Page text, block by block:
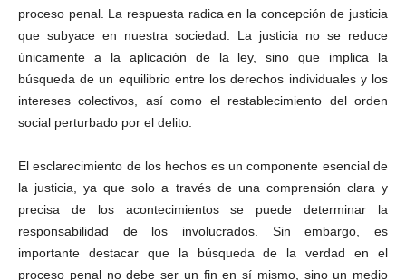
proceso penal. La respuesta radica en la concepción de justicia
que subyace en nuestra sociedad. La justicia no se reduce
únicamente a la aplicación de la ley, sino que implica la
búsqueda de un equilibrio entre los derechos individuales y los
intereses colectivos, así como el restablecimiento del orden
social perturbado por el delito.
El esclarecimiento de los hechos es un componente esencial de
la justicia, ya que solo a través de una comprensión clara y
precisa de los acontecimientos se puede determinar la
responsabilidad de los involucrados. Sin embargo, es
importante destacar que la búsqueda de la verdad en el
proceso penal no debe ser un fin en sí mismo, sino un medio